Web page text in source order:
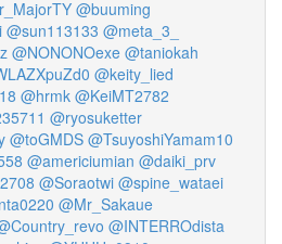
@buuming
@sun113133 @meta_3_
@NONONOexe @taniokah
@keity_lied
@hrmk @KeiMT2782
@ryosuketter
@toGMDS @TsuyoshiYamam10
@americiumian @daiki_prv
@Soraotwi @spine_wataei
@Mr_Sakaue
@INTERROdista